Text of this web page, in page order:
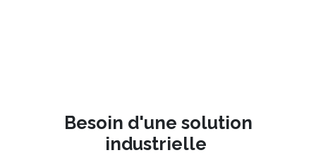
Besoin d'une solution
industrielle